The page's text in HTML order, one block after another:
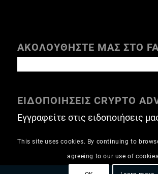
ΑΚΟΛΟΥΘΗΣΤΕ ΜΑΣ ΣΤΟ
ΕΙΔΟΠΟΙΗΣΕΙΣ CRYPTO
Εγγραφείτε στις ειδοποιήσεις
This site uses cookies. By continuing to
agreeing to our use of